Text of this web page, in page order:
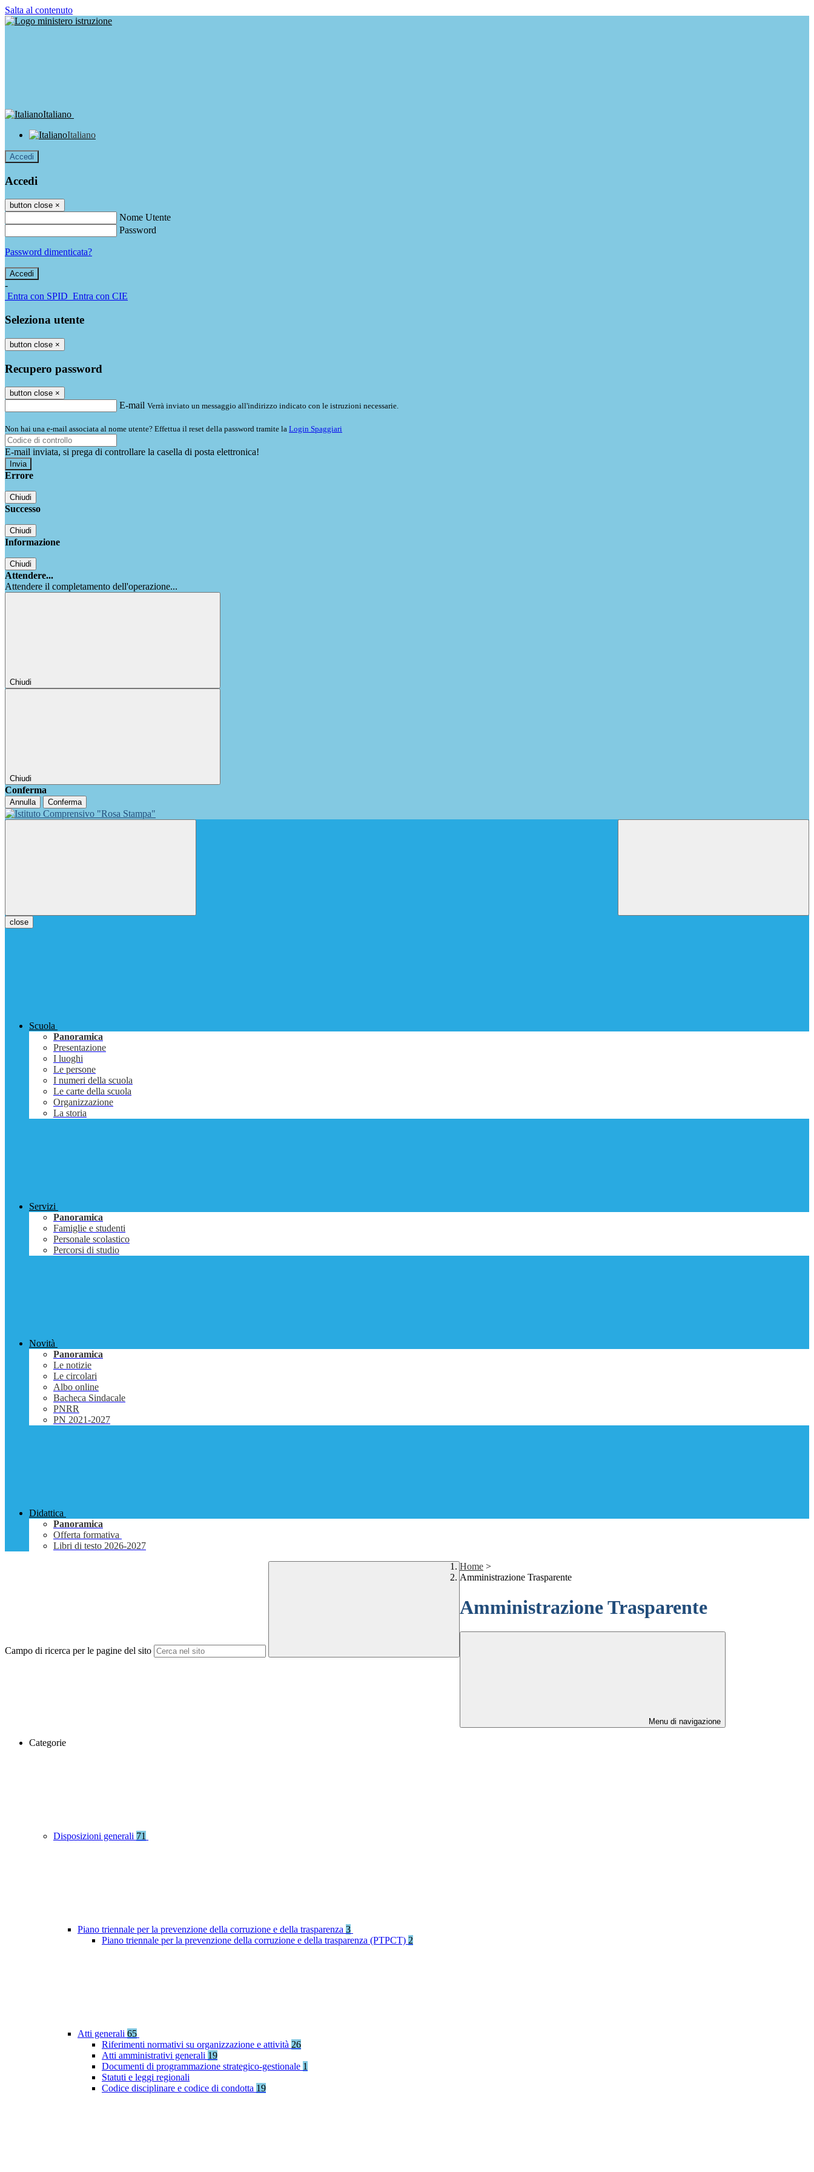
Salta al contenuto
Italiano
Italiano
Accedi
Accedi
button close ×
Nome Utente
Password
Password dimenticata?
-
Entra con SPID Entra con CIE
Seleziona utente
button close ×
Recupero password
button close ×
E-mail Verrà inviato un messaggio all'indirizzo indicato con le istruzioni necessarie.
Non hai una e-mail associata al nome utente? Effettua il reset della password tramite la Login Spaggiari
E-mail inviata, si prega di controllare la casella di posta elettronica!
Errore
Chiudi
Successo
Chiudi
Informazione
Chiudi
Attendere...
Attendere il completamento dell'operazione...
Chiudi
Chiudi
Conferma
Annulla Conferma
close
Scuola
Panoramica
Presentazione
I luoghi
Le persone
I numeri della scuola
Le carte della scuola
Organizzazione
La storia
Servizi
Panoramica
Famiglie e studenti
Personale scolastico
Percorsi di studio
Novità
Panoramica
Le notizie
Le circolari
Albo online
Bacheca Sindacale
PNRR
PN 2021-2027
Didattica
Panoramica
Offerta formativa
Libri di testo 2026-2027
Campo di ricerca per le pagine del sito
Home >
Amministrazione Trasparente
Amministrazione Trasparente
Menu di navigazione
Categorie
Disposizioni generali 71
Piano triennale per la prevenzione della corruzione e della trasparenza 3
Piano triennale per la prevenzione della corruzione e della trasparenza (PTPCT) 2
Atti generali 65
Riferimenti normativi su organizzazione e attività 26
Atti amministrativi generali 19
Documenti di programmazione strategico-gestionale 1
Statuti e leggi regionali
Codice disciplinare e codice di condotta 19